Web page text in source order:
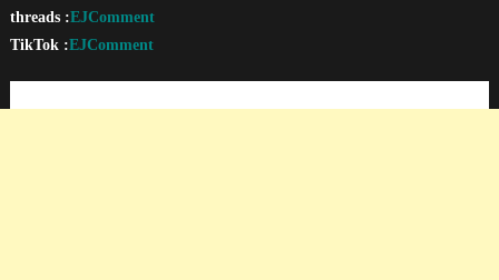
threads :EJComment
TikTok :EJComment